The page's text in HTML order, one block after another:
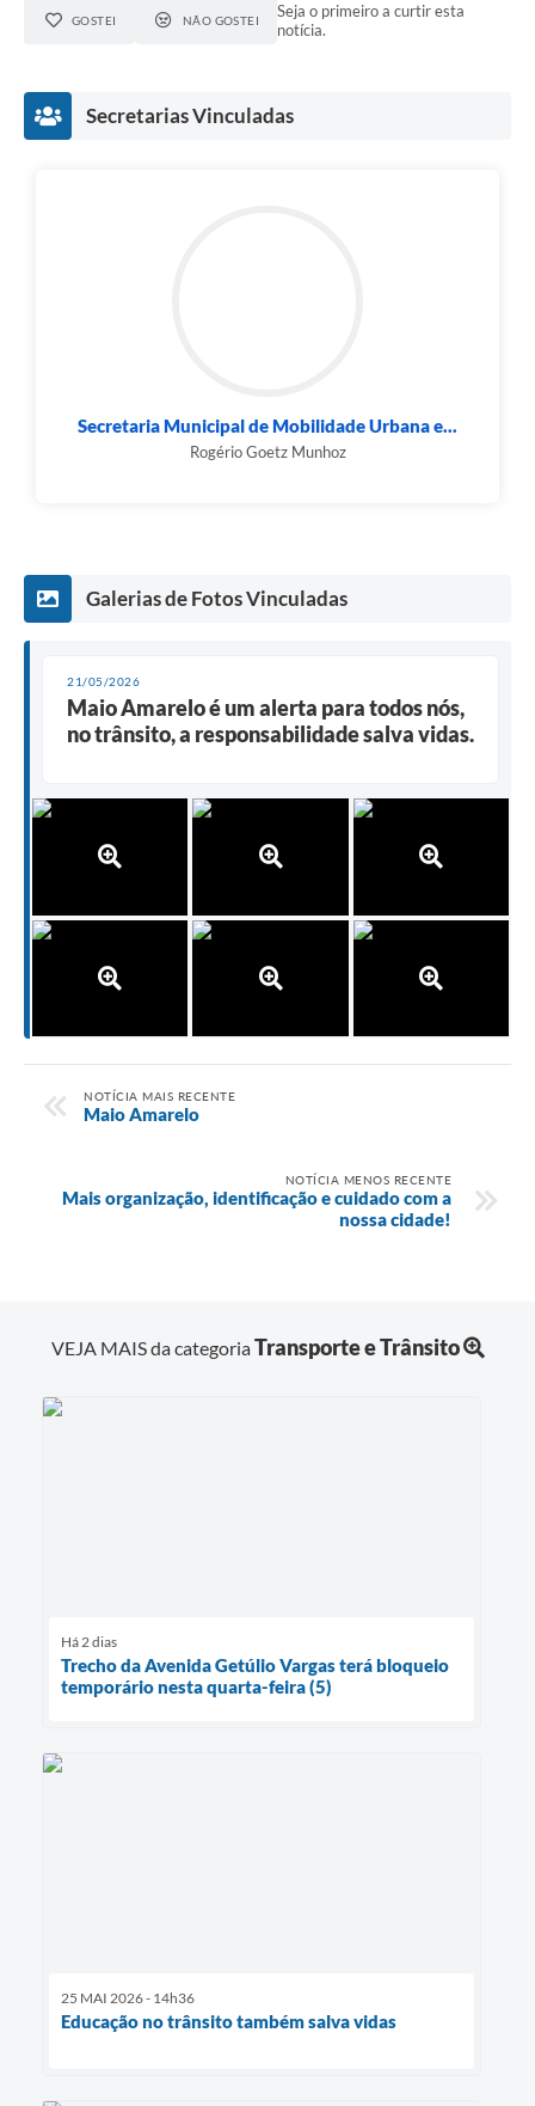
GOSTEI NÃO GOSTEI
Seja o primeiro a curtir esta
notícia.
Secretarias Vinculadas
Secretaria Municipal de Mobilidade Urbana e...
Rogério Goetz Munhoz
Galerias de Fotos Vinculadas
21/05/2026
Maio Amarelo é um alerta para todos nós,
no trânsito, a responsabilidade salva vidas.
NOTÍCIA MAIS RECENTE
Maio Amarelo
NOTÍCIA MENOS RECENTE
Mais organização, identificação e cuidado com a
nossa cidade!
VEJA MAIS da categoriaTransporte e Trânsito
Há 2 dias
Trecho da Avenida Getúlio Vargas terá bloqueio
temporário nesta quarta-feira (5)
25 MAI 2026 - 14h36
Educação no trânsito também salva vidas